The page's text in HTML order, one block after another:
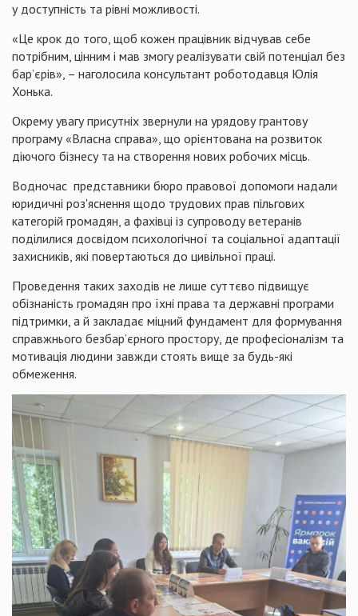
у доступність та рівні можливості.
«Це крок до того, щоб кожен працівник відчував себе
потрібним, цінним і мав змогу реалізувати свій потенціал без
бар’єрів», – наголосила консультант роботодавця Юлія
Хонька.
Окрему увагу присутніх звернули на урядову грантову
програму «Власна справа», що орієнтована на розвиток
діючого бізнесу та на створення нових робочих місць.
Водночас представники бюро правової допомоги надали
юридичні роз'яснення щодо трудових прав пільгових
категорій громадян, а фахівці із супроводу ветеранів
поділилися досвідом психологічної та соціальної адаптації
захисників, які повертаються до цивільної праці.
Проведення таких заходів не лише суттєво підвищує
обізнаність громадян про їхні права та державні програми
підтримки, а й закладає міцний фундамент для формування
справжнього безбар’єрного простору, де професіоналізм та
мотивація людини завжди стоять вище за будь-які
обмеження.